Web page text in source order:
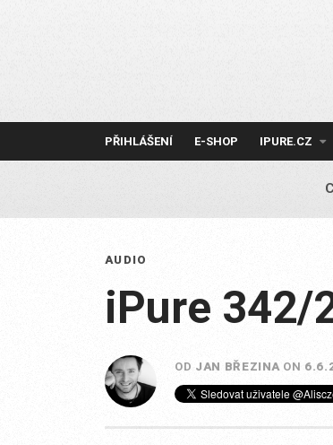
PŘIHLÁŠENÍ E-SHOP IPURE.CZ
AUDIO
iPure 342/
OD JAN BŘEZINA ON